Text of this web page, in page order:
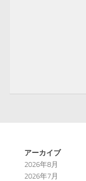
アーカイブ
2026年8月
2026年7月